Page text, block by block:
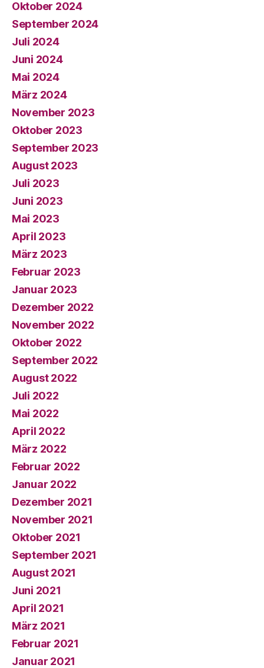
Oktober 2024
September 2024
Juli 2024
Juni 2024
Mai 2024
März 2024
November 2023
Oktober 2023
September 2023
August 2023
Juli 2023
Juni 2023
Mai 2023
April 2023
März 2023
Februar 2023
Januar 2023
Dezember 2022
November 2022
Oktober 2022
September 2022
August 2022
Juli 2022
Mai 2022
April 2022
März 2022
Februar 2022
Januar 2022
Dezember 2021
November 2021
Oktober 2021
September 2021
August 2021
Juni 2021
April 2021
März 2021
Februar 2021
Januar 2021